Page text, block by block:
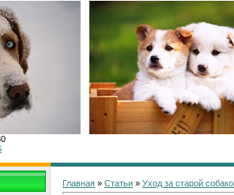
Главная » Статьи » Уход за старой